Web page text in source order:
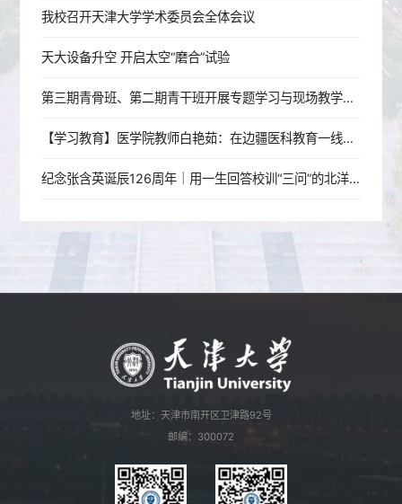
我校召开天津大学学术委员会全体会议
天大设备升空 开启太空“磨合”试验
第三期青骨班、第二期青干班开展专题学习与现场教学活动
【学习教育】医学院教师白艳茹：在边疆医科教育一线践行育人初心
纪念张含英诞辰126周年｜用一生回答校训“三问”的北洋老校长
地址：天津市南开区卫津路92号
邮编：300072